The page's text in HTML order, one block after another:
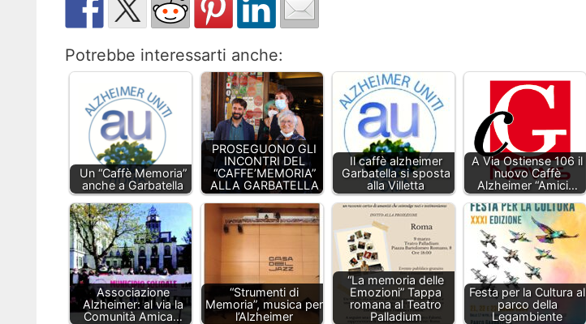
Potrebbe interessarti anche:
Un “Caffè Memoria”
anche a Garbatella
PROSEGUONO GLI
INCONTRI DEL
“CAFFE’MEMORIA”
ALLA GARBATELLA
Il caffè alzheimer
Garbatella si sposta
alla Villetta
A Via Ostiense 106 il
nuovo Caffè
Alzheimer “Amici…
Associazione
Alzheimer: al via la
Comunità Amica…
“Strumenti di
Memoria”, musica per
l’Alzheimer
“La memoria delle
Emozioni” Tappa
romana al Teatro
Palladium
Festa per la Cultura al
parco della
Legambiente